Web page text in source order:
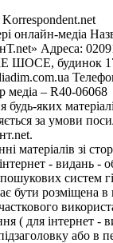
онлайн-медіа
Адреса:
будинок
медіа – R40-06068
будь-яких
за умови
матеріалів зі
- видань -
систем
бути розміщена в
( для інтернет -
або в